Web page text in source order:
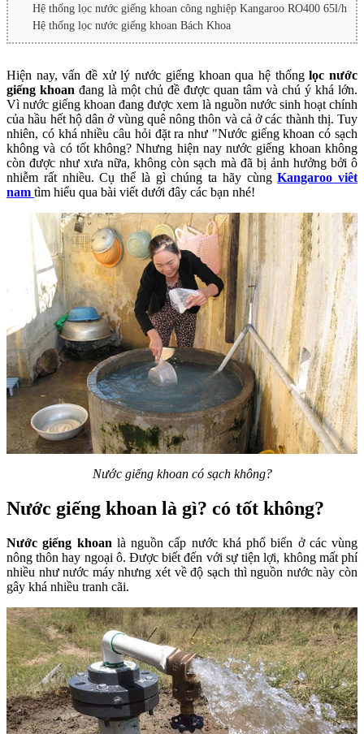
Hệ thống lọc nước giếng khoan công nghiệp Kangaroo RO400 65l/h
Hệ thống lọc nước giếng khoan Bách Khoa
Hiện nay, vấn đề xử lý nước giếng khoan qua hệ thốnglọc nước
giếng khoan đang là một chủ đề được quan tâm và chú ý khá lớn.
Vì nước giếng khoan đang được xem là nguồn nước sinh hoạt chính
của hầu hết hộ dân ở vùng quê nông thôn và cả ở các thành thị. Tuy
nhiên, có khá nhiều câu hỏi đặt ra như "Nước giếng khoan có sạch
không và có tốt không? Nhưng hiện nay nước giếng khoan không
còn được như xưa nữa, không còn sạch mà đã bị ảnh hưởng bởi ô
nhiễm rất nhiều. Cụ thể là gì chúng ta hãy cùngKangaroo viêt
nam tìm hiểu qua bài viết dưới đây các bạn nhé!
Nước giếng khoan có sạch không?
Nước giếng khoan là gì? có tốt không?
Nước giếng khoan là nguồn cấp nước khá phổ biến ở các vùng
nông thôn hay ngoại ô. Được biết đến với sự tiện lợi, không mất phí
nhiều như nước máy nhưng xét về độ sạch thì nguồn nước này còn
gây khá nhiều tranh cãi.